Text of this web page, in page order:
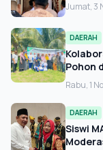
Jumat, 3
DAERAH
Pohon
Rabu, 1
DAERAH
Siswi